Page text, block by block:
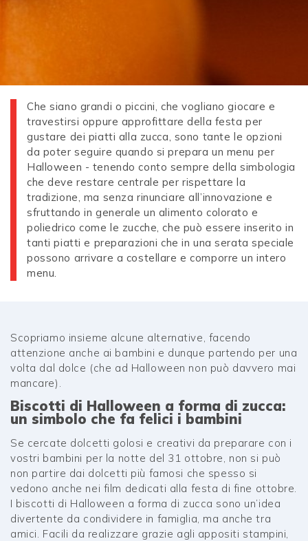
Che siano grandi o piccini, che vogliano giocare e
travestirsi oppure approfittare della festa per
gustare dei piatti alla zucca, sono tante le opzioni
da poter seguire quando si prepara un menu per
Halloween - tenendo conto sempre della simbologia
che deve restare centrale per rispettare la
tradizione, ma senza rinunciare all’innovazione e
sfruttando in generale un alimento colorato e
poliedrico come le zucche, che può essere inserito in
tanti piatti e preparazioni che in una serata speciale
possono arrivare a costellare e comporre un intero
menu.
Scopriamo insieme alcune alternative, facendo
attenzione anche ai bambini e dunque partendo per una
volta dal dolce (che ad Halloween non può davvero mai
mancare).
Biscotti di Halloween a forma di zucca:
un simbolo che fa felici i bambini
Se cercate dolcetti golosi e creativi da preparare con i
vostri bambini per la notte del 31 ottobre, non si può
non partire dai dolcetti più famosi che spesso si
vedono anche nei film dedicati alla festa di fine ottobre.
I biscotti di Halloween a forma di zucca sono un’idea
divertente da condividere in famiglia, ma anche tra
amici. Facili da realizzare grazie agli appositi stampini,